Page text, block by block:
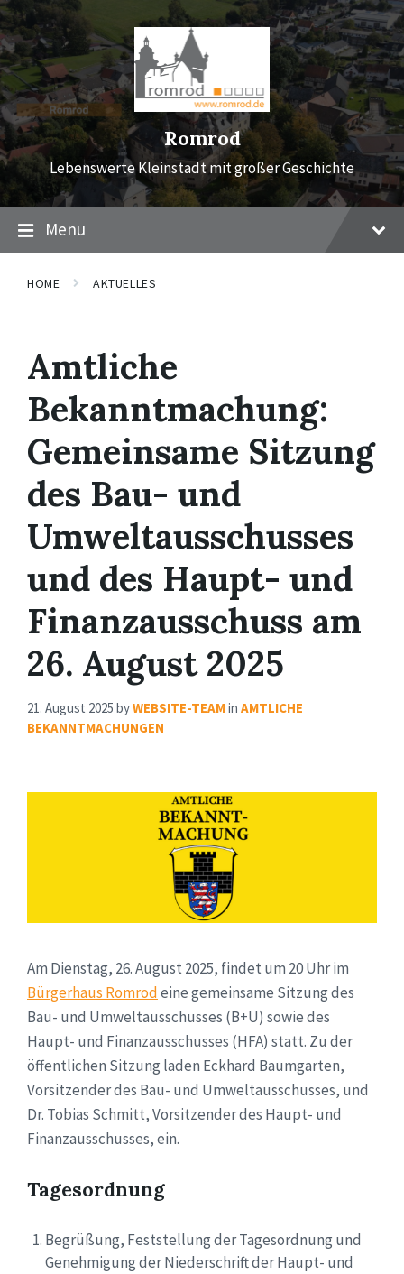
Skip
to
content
Skip
to
main
navigation
Skip
to
footer
Romrod
Lebenswerte Kleinstadt mit großer Geschichte
Menu
HOME AKTUELLES
Amtliche
Bekanntmachung:
Gemeinsame Sitzung
des Bau- und
Umweltausschusses
und des Haupt- und
Finanzausschuss am
26. August 2025
21. August 2025 byWEBSITE-TEAMin AMTLICHE
BEKANNTMACHUNGEN
Am Dienstag, 26. August 2025, findet um 20 Uhr im
Bürgerhaus Romrodeine gemeinsame Sitzung des
Bau- und Umweltausschusses (B+U) sowie des
Haupt- und Finanzausschusses (HFA) statt. Zu der
öffentlichen Sitzung laden Eckhard Baumgarten,
Vorsitzender des Bau- und Umweltausschusses, und
Dr. Tobias Schmitt, Vorsitzender des Haupt- und
Finanzausschusses, ein.
Tagesordnung
Begrüßung, Feststellung der Tagesordnung und
Genehmigung der Niederschrift der Haupt- und